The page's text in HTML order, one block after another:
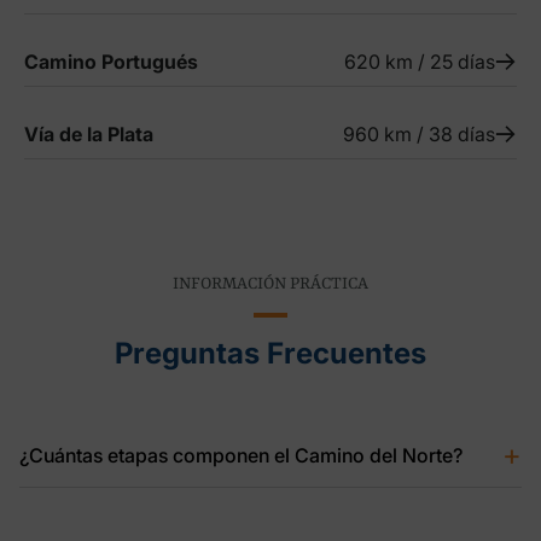
Camino Portugués 620 km / 25 días
Vía de la Plata 960 km / 38 días
INFORMACIÓN PRÁCTICA
Preguntas Frecuentes
¿Cuántas etapas componen el Camino del Norte? +